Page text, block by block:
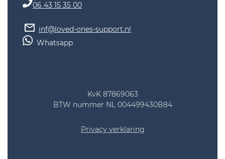
06 43 15 35 00
inf@loved-ones-support.nl
Whatsapp
KvK 87869063
BTW nummer NL 004499430B84
Privacy verklaring